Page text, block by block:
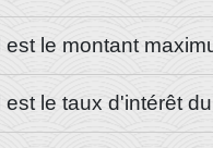
est le montant
est le taux d'intérêt